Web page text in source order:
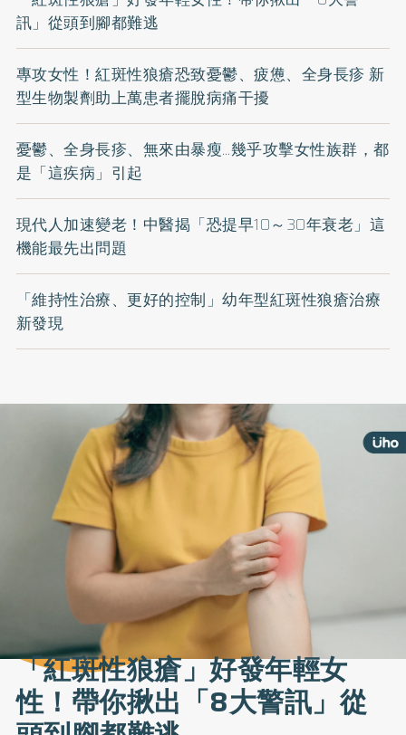
訊」從頭到腳都難逃
專攻女性！紅斑性狼瘡恐致憂鬱、疲憊、全身長疹 新
型生物製劑助上萬患者擺脫病痛干擾
憂鬱、全身長疹、無來由暴瘦…幾乎攻擊女性族群，都
是「這疾病」引起
現代人加速變老！中醫揭「恐提早10～30年衰老」這
機能最先出問題
「維持性治療、更好的控制」幼年型紅斑性狼瘡治療
新發現
「紅斑性狼瘡」好發年輕女
性！帶你揪出「8大警訊」從